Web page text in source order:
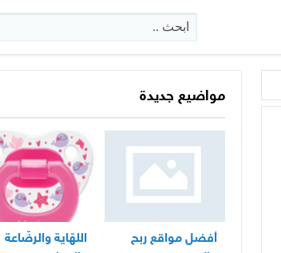
البحث:
مواضيع جديدة
أفضل مواقع ربح
اللهّاية والرضّاعة